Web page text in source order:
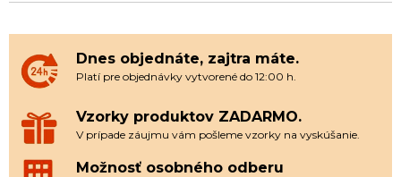
Dnes objednáte, zajtra máte.
Platí pre objednávky vytvorené do 12:00 h.
Vzorky produktov ZADARMO.
V prípade záujmu vám pošleme vzorky na vyskúšanie.
Možnosť osobného odberu